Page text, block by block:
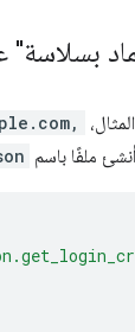
ملفًا باسم